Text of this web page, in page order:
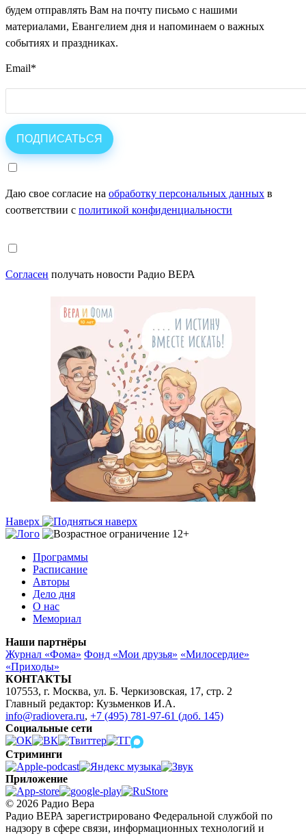
будем отправлять Вам на почту письмо с нашими
материалами, Евангелием дня и напоминаем о важных
событиях и праздниках.
Email*
Даю свое согласие на обработку персональных данных в
соответствии с политикой конфиденциальности
Согласен получать новости Радио ВЕРА
Наверх
Программы
Расписание
Авторы
Дело дня
О нас
Мемориал
Наши партнёры
Журнал «Фома» Фонд «Мои друзья» «Милосердие»
«Приходы»
КОНТАКТЫ
107553, г. Москва, ул. Б. Черкизовская, 17, стр. 2
Главный редактор: Кузьменков И.А.
info@radiovera.ru, +7 (495) 781-97-61 (доб. 145)
Социальные сети
Стриминги
Приложение
© 2026 Радио Вера
Радио ВЕРА зарегистрировано Федеральной службой по
надзору в сфере связи, информационных технологий и